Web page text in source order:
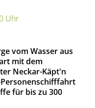
Uhr
vom Wasser aus
mit dem
Neckar-Käpt'n
für bis zu 300